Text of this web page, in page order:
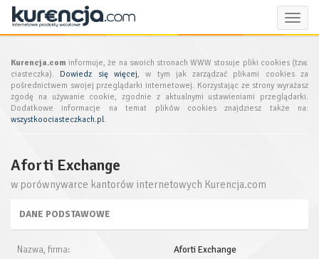
Toggle
Kurencja.com informuje, że na swoich stronach WWW stosuje pliki cookies (tzw.
ciasteczka). Dowiedz się więcej, w tym jak zarządzać plikami cookies za
pośrednictwem swojej przeglądarki internetowej. Korzystając ze strony wyrażasz
zgodę na używanie cookie, zgodnie z aktualnymi ustawieniami przeglądarki.
Dodatkowe informacje na temat plików cookies znajdziesz także na:
wszystkoociasteczkach.pl.
Aforti Exchange
w porównywarce kantorów internetowych Kurencja.com
DANE PODSTAWOWE
Nazwa, firma:
Aforti Exchange